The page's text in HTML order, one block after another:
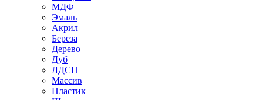
МДФ
Эмаль
Акрил
Береза
Дерево
Дуб
ЛДСП
Массив
Пластик